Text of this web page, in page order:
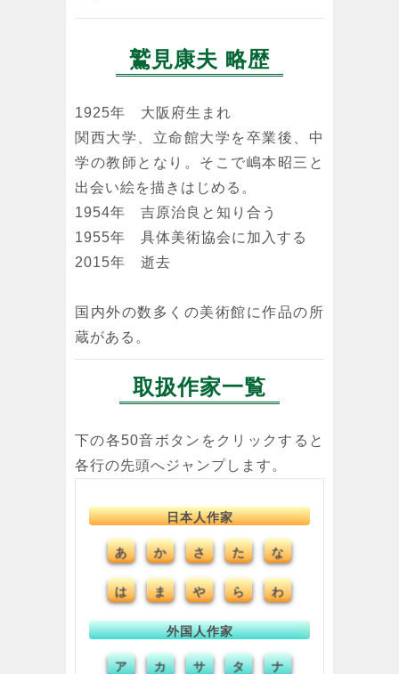
鷲見康夫 略歴
1925年 大阪府生まれ
関西大学、立命館大学を卒業後、中
学の教師となり。そこで嶋本昭三と
出会い絵を描きはじめる。
1954年 吉原治良と知り合う
1955年 具体美術協会に加入する
2015年 逝去
国内外の数多くの美術館に作品の所
蔵がある。
取扱作家一覧
下の各50音ボタンをクリックすると
各行の先頭へジャンプします。
日本人作家
あ か さ た な
は ま や ら わ
外国人作家
ア カ サ タ ナ